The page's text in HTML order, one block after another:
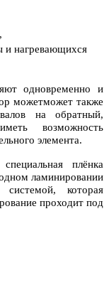
и нагревающихся
одновременно и
можетможет также
на обратный,
возможность
элемента.
плёнка
ламинировании
которая
проходит под